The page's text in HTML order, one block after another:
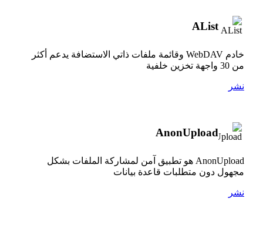
AList
خادم WebDAV وقائمة ملفات ذاتي الاستضافة يدعم أكثر
من 30 واجهة تخزين خلفية
نشر
AnonUpload
AnonUpload هو تطبيق آمن لمشاركة الملفات بشكل
مجهول دون متطلبات قاعدة بيانات
نشر